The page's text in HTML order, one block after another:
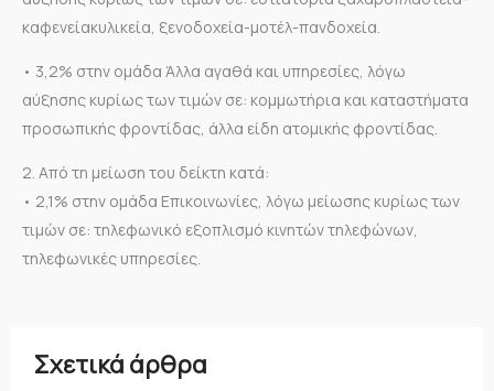
καφενείακυλικεία, ξενοδοχεία-μοτέλ-πανδοχεία.
• 3,2% στην ομάδα Άλλα αγαθά και υπηρεσίες, λόγω
αύξησης κυρίως των τιμών σε: κομμωτήρια και καταστήματα
προσωπικής φροντίδας, άλλα είδη ατομικής φροντίδας.
2. Από τη μείωση του δείκτη κατά:
• 2,1% στην ομάδα Επικοινωνίες, λόγω μείωσης κυρίως των
τιμών σε: τηλεφωνικό εξοπλισμό κινητών τηλεφώνων,
τηλεφωνικές υπηρεσίες.
Σχετικά άρθρα